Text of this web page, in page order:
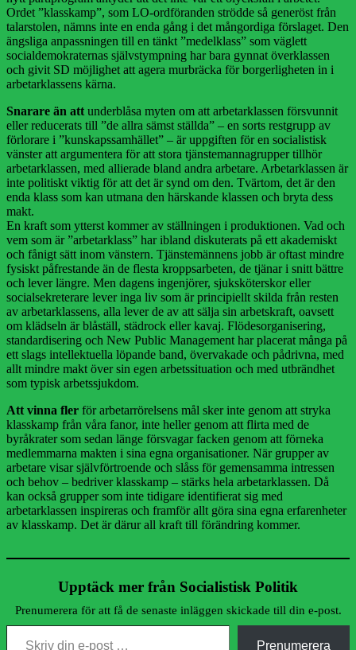
Ordet ”klasskamp”, som LO-ordföranden strödde så generöst från
talarstolen, nämns inte en enda gång i det mångordiga förslaget. Den
ängsliga anpassningen till en tänkt ”medelklass” som väglett
socialdemokraternas självstympning har bara gynnat överklassen
och givit SD möjlighet att agera murbräcka för borgerligheten in i
arbetarklassens kärna.
Snarare än attunderblåsa myten om att arbetarklassen försvunnit
eller reducerats till ”de allra sämst ställda” – en sorts restgrupp av
förlorare i ”kunskapssamhället” – är uppgiften för en socialistisk
vänster att argumentera för att stora tjänstemannagrupper tillhör
arbetarklassen, med allierade bland andra arbetare. Arbetarklassen är
inte politiskt viktig för att det är synd om den. Tvärtom, det är den
enda klass som kan utmana den härskande klassen och bryta dess
makt.
En kraft som ytterst kommer av ställningen i produktionen. Vad och
vem som är ”arbetarklass” har ibland diskuterats på ett akademiskt
och fånigt sätt inom vänstern. Tjänstemännens jobb är oftast mindre
fysiskt påfrestande än de flesta kroppsarbeten, de tjänar i snitt bättre
och lever längre. Men dagens ingenjörer, sjuksköterskor eller
socialsekreterare lever inga liv som är principiellt skilda från resten
av arbetarklassens, alla lever de av att sälja sin arbetskraft, oavsett
om klädseln är blåställ, städrock eller kavaj. Flödesorganisering,
standardisering och New Public Management har placerat många på
ett slags intellektuella löpande band, övervakade och pådrivna, med
allt mindre makt över sin egen arbetssituation och med utbrändhet
som typisk arbetssjukdom.
Att vinna fler för arbetarrörelsens mål sker inte genom att stryka
klasskamp från våra fanor, inte heller genom att flirta med de
byråkrater som sedan länge försvagar facken genom att förneka
medlemmarna makten i sina egna organisationer. När grupper av
arbetare visar självförtroende och slåss för gemensamma intressen
och behov – bedriver klasskamp – stärks hela arbetarklassen. Då
kan också grupper som inte tidigare identifierat sig med
arbetarklassen inspireras och framför allt göra sina egna erfarenheter
av klasskamp. Det är därur all kraft till förändring kommer.
Upptäck mer från Socialistisk Politik
Prenumerera för att få de senaste inläggen skickade till din e-post.
Skriv din e-post …
Prenumerera